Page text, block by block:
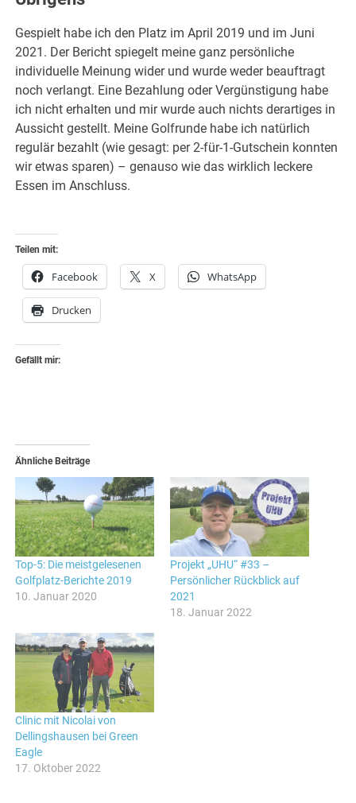
Gespielt habe ich den Platz im April 2019 und im Juni
2021. Der Bericht spiegelt meine ganz persönliche
individuelle Meinung wider und wurde weder beauftragt
noch verlangt. Eine Bezahlung oder Vergünstigung habe
ich nicht erhalten und mir wurde auch nichts derartiges in
Aussicht gestellt. Meine Golfrunde habe ich natürlich
regulär bezahlt (wie gesagt: per 2-für-1-Gutschein konnten
wir etwas sparen) – genauso wie das wirklich leckere
Essen im Anschluss.
Teilen mit:
Facebook X WhatsApp
Drucken
Gefällt mir:
Ähnliche Beiträge
Top-5: Die meistgelesenen
Golfplatz-Berichte 2019
10. Januar 2020
Projekt „UHU“ #33 –
Persönlicher Rückblick auf
2021
18. Januar 2022
Clinic mit Nicolai von
Dellingshausen bei Green
Eagle
17. Oktober 2022